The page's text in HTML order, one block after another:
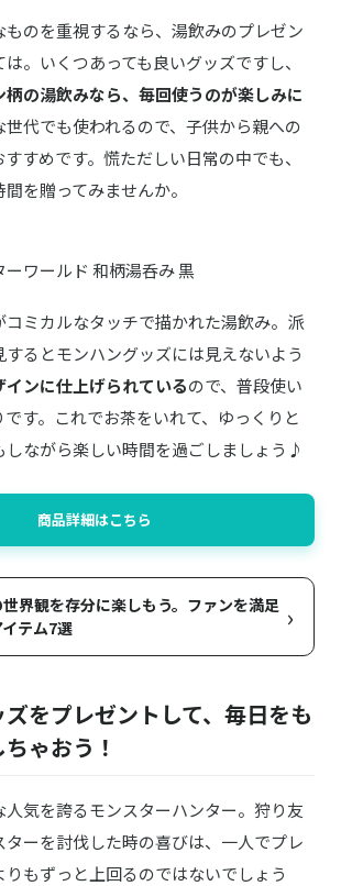
ものを重視するなら、湯飲みのプレゼン
。いくつあっても良いグッズですし、
の湯飲みなら、毎回使うのが楽しみに
世代でも使われるので、子供から親への
すめです。慌ただしい日常の中でも、
を贈ってみませんか。
ワールド 和柄湯呑み 黒
コミカルなタッチで描かれた湯飲み。派
るとモンハングッズには見えないよう
ンに仕上げられているので、普段使い
です。これでお茶をいれて、ゆっくりと
しながら楽しい時間を過ごしましょう♪
商品詳細はこちら
界観を存分に楽しもう。ファンを満足
テム7選
›
をプレゼントして、毎日をも
ゃおう！
気を誇るモンスターハンター。狩り友
ターを討伐した時の喜びは、一人でプレ
もずっと上回るのではないでしょう